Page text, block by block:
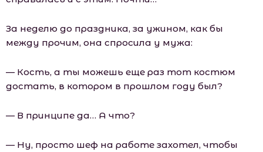
За неделю до праздника, за ужином, как бы
между прочим, она спросила у мужа:
— Кость, а ты можешь еще раз тот костюм
достать, в котором в прошлом году был?
— В принципе да… А что?
— Ну, просто шеф на работе захотел, чтобы